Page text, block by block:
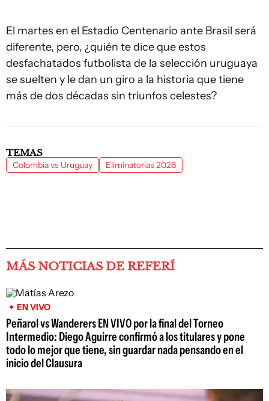
El martes en el Estadio Centenario ante Brasil será
diferente, pero, ¿quién te dice que estos
desfachatados futbolista de la selección uruguaya
se suelten y le dan un giro a la historia que tiene
más de dos décadas sin triunfos celestes?
TEMAS
Colombia vs Uruguay Eliminatorias 2026
MÁS NOTICIAS DE REFERÍ
EN VIVO
Peñarol vs Wanderers EN VIVO por la final del Torneo
Intermedio: Diego Aguirre confirmó a los titulares y pone
todo lo mejor que tiene, sin guardar nada pensando en el
inicio del Clausura